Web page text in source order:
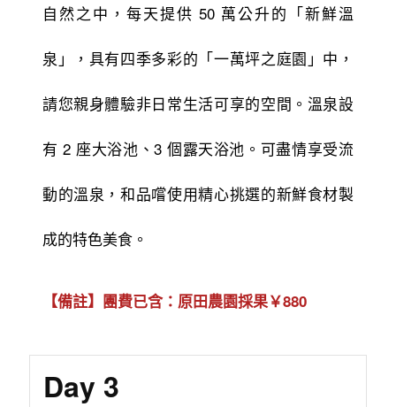
自然之中，每天提供 50 萬公升的「新鮮溫
泉」，具有四季多彩的「一萬坪之庭園」中，
請您親身體驗非日常生活可享的空間。溫泉設
有 2 座大浴池、3 個露天浴池。可盡情享受流
動的溫泉，和品嚐使用精心挑選的新鮮食材製
成的特色美食。
【備註】團費已含：原田農園採果￥880
Day 3